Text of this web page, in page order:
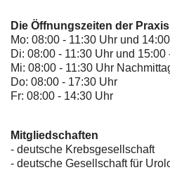
Die Öffnungszeiten der Praxis
Mo: 08:00 - 11:30 Uhr und
Di: 08:00 - 11:30 Uhr und 15:00
Mi: 08:00 - 11:30 Uhr
Do: 08:00 - 17:30 Uhr
Fr: 08:00 - 14:30 Uhr
Mitgliedschaften
- deutsche Krebsgesellschaft
- deutsche Gesellschaft für